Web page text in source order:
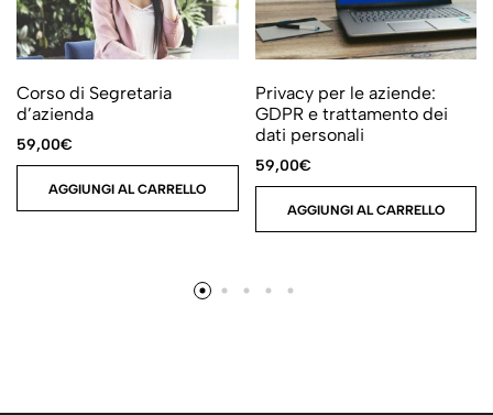
Corso di Segretaria
d’azienda
59,00€
AGGIUNGI AL CARRELLO
Privacy per le aziende:
GDPR e trattamento dei
dati personali
59,00€
AGGIUNGI AL CARRELLO